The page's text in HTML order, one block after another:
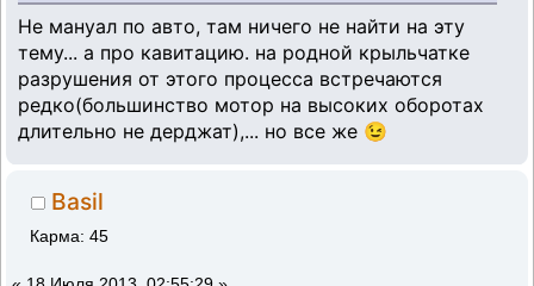
Не мануал по авто, там ничего не найти на эту
тему... а про кавитацию. на родной крыльчатке
разрушения от этого процесса встречаются
редко(большинство мотор на высоких оборотах
длительно не дерджат),... но все же 😉
Basil
Карма: 45